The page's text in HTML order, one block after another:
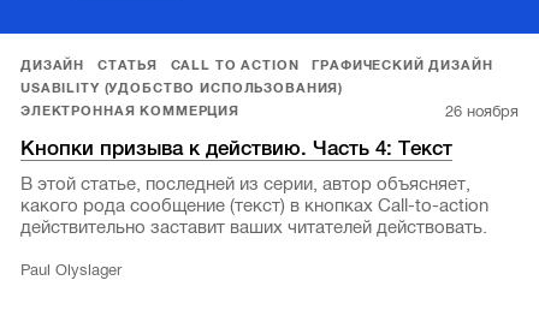
ДИЗАЙН СТАТЬЯ CALL TO ACTION
ГРАФИЧЕСКИЙ ДИЗАЙН
USABILITY (УДОБСТВО ИСПОЛЬЗОВАНИЯ)
ЭЛЕКТРОННАЯ КОММЕРЦИЯ
26 ноября
Кнопки призыва к действию. Часть 4: Текст
В этой статье, последней из серии, автор объясняет,
какого рода сообщение (текст) в кнопках Call-to-action
действительно заставит ваших читателей действовать.
Paul Olyslager